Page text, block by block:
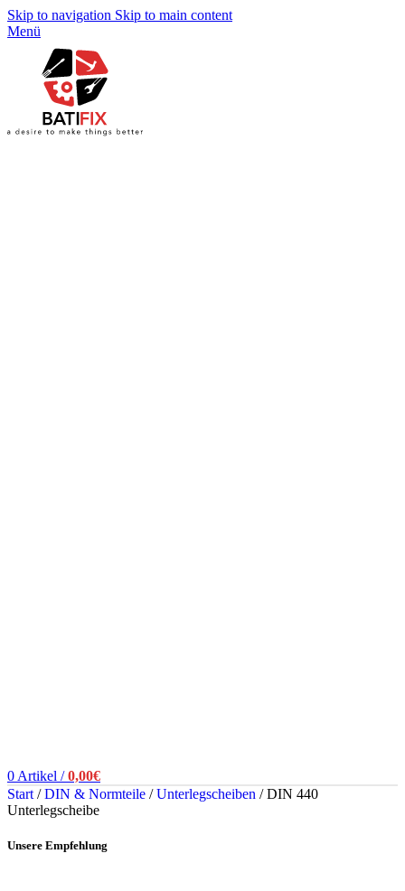
Skip to navigation Skip to main content
Menü
0 Artikel / 0,00€
Start / DIN & Normteile / Unterlegscheiben / DIN 440
Unterlegscheibe
Unsere Empfehlung